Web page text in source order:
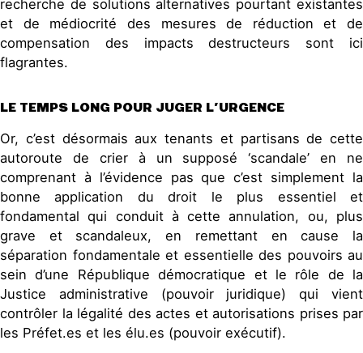
recherche de solutions alternatives pourtant existantes
et de médiocrité des mesures de réduction et de
compensation des impacts destructeurs sont ici
flagrantes.
LE TEMPS LONG POUR JUGER L’URGENCE
Or, c’est désormais aux tenants et partisans de cette
autoroute de crier à un supposé ‘scandale’ en ne
comprenant à l’évidence pas que c’est simplement la
bonne application du droit le plus essentiel et
fondamental qui conduit à cette annulation, ou, plus
grave et scandaleux, en remettant en cause la
séparation fondamentale et essentielle des pouvoirs au
sein d’une République démocratique et le rôle de la
Justice administrative (pouvoir juridique) qui vient
contrôler la légalité des actes et autorisations prises par
les Préfet.es et les élu.es (pouvoir exécutif).